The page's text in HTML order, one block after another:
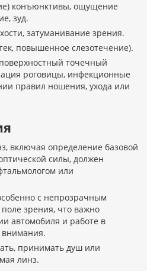
конъюнктивы, ощущение
зуд.
затуманивание зрения.
повышенное слезотечение).
точечный
роговицы, инфекционные
правил ношения, ухода или
включая определение базовой
силы, должен
или
с непрозрачным
поле зрения, что важно
автомобиля и работе в
внимания.
принимать душ или
линз.